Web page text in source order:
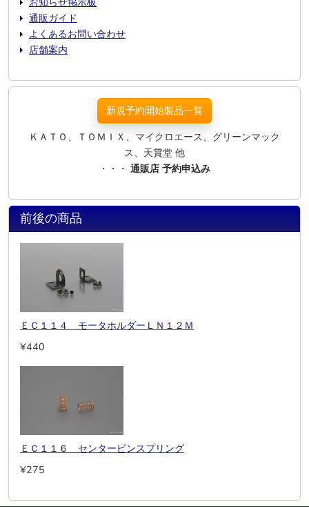
通販ガイド
よくあるお問い合わせ
店舗案内
新規予約開始製品一覧
ＫＡＴＯ、ＴＯＭＩＸ、マイクロエース、グリーンマック
ス、天賞堂 他
・・・ 通販店 予約申込み
前後の商品
ＥＣ１１４ モータホルダーＬＮ１２Ｍ
¥440
ＥＣ１１６ センターピンスプリング
¥275